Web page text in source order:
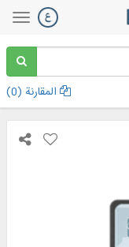
المقارنة (0
)